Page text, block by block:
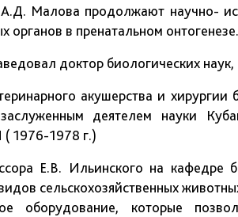
Малова продолжают научно-
органов в пренатальном онтогенезе.
доктор биологических
акушерства и хирургии
деятелем науки
( 1976-1978 г.)
Ильинского на кафедре
сельскохозяйственных
оборудование, которые